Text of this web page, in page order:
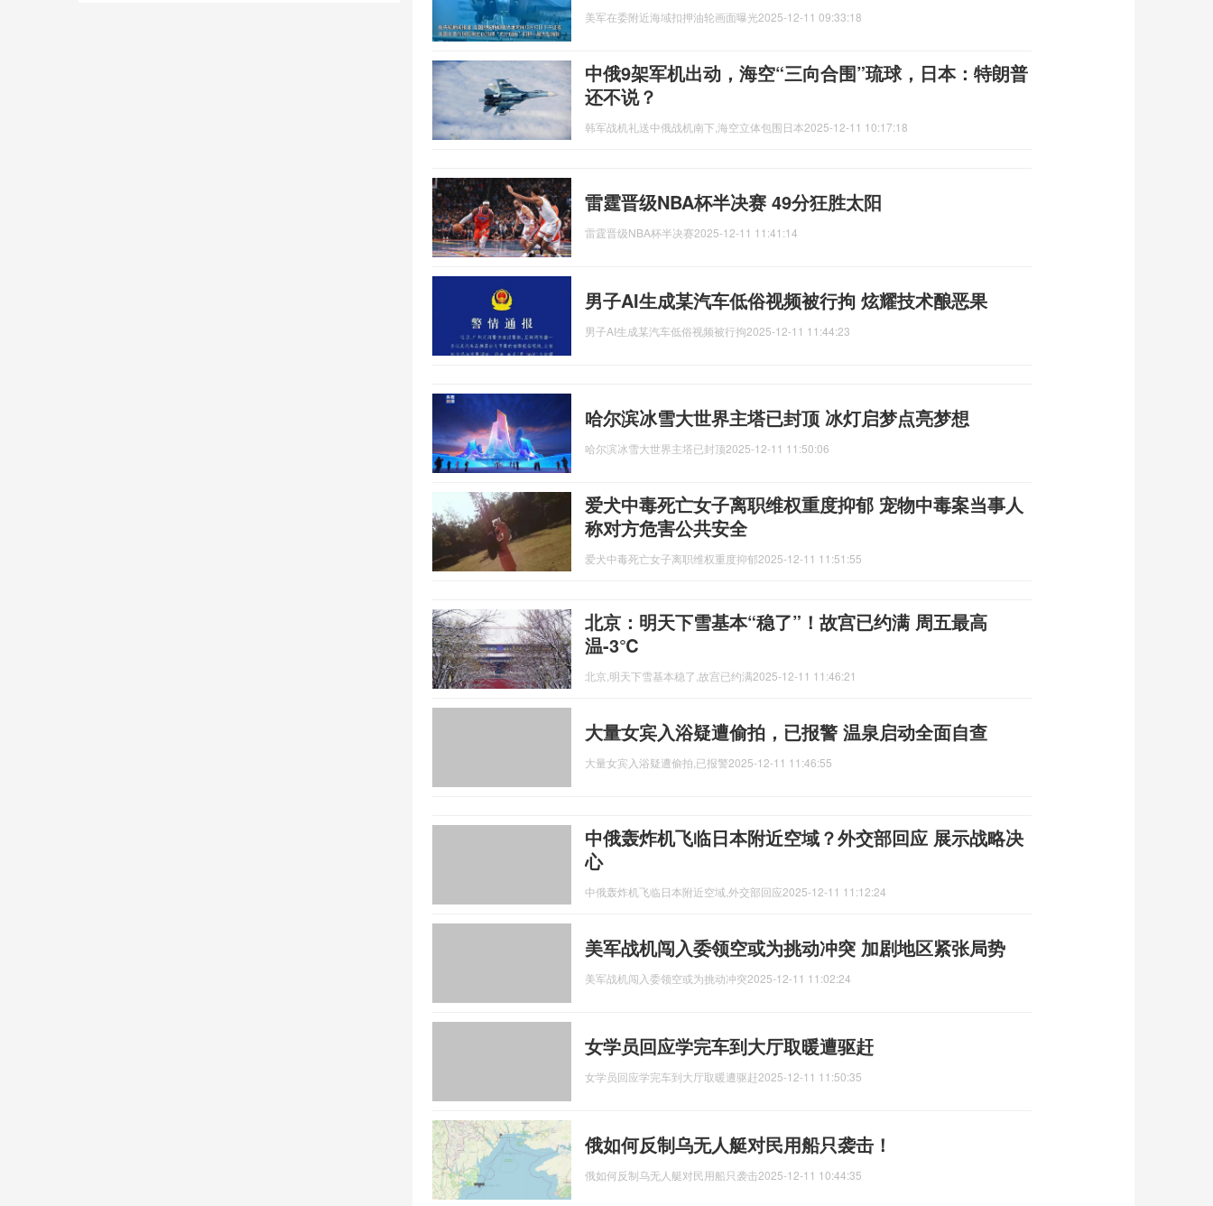
美军在委附近海域扣押油轮画面曝光2025-12-11 09:33:18
中俄9架军机出动，海空“三向合围”琉球，日本：特朗普
还不说？
韩军战机礼送中俄战机南下,海空立体包围日本2025-12-11 10:17:18
雷霆晋级NBA杯半决赛 49分狂胜太阳
雷霆晋级NBA杯半决赛2025-12-11 11:41:14
男子AI生成某汽车低俗视频被行拘 炫耀技术酿恶果
男子AI生成某汽车低俗视频被行拘2025-12-11 11:44:23
哈尔滨冰雪大世界主塔已封顶 冰灯启梦点亮梦想
哈尔滨冰雪大世界主塔已封顶2025-12-11 11:50:06
爱犬中毒死亡女子离职维权重度抑郁 宠物中毒案当事人
称对方危害公共安全
爱犬中毒死亡女子离职维权重度抑郁2025-12-11 11:51:55
北京：明天下雪基本“稳了”！故宫已约满 周五最高
温-3℃
北京,明天下雪基本稳了,故宫已约满2025-12-11 11:46:21
大量女宾入浴疑遭偷拍，已报警 温泉启动全面自查
大量女宾入浴疑遭偷拍,已报警2025-12-11 11:46:55
中俄轰炸机飞临日本附近空域？外交部回应 展示战略决
心
中俄轰炸机飞临日本附近空域,外交部回应2025-12-11 11:12:24
美军战机闯入委领空或为挑动冲突 加剧地区紧张局势
美军战机闯入委领空或为挑动冲突2025-12-11 11:02:24
女学员回应学完车到大厅取暖遭驱赶
女学员回应学完车到大厅取暖遭驱赶2025-12-11 11:50:35
俄如何反制乌无人艇对民用船只袭击！
俄如何反制乌无人艇对民用船只袭击2025-12-11 10:44:35